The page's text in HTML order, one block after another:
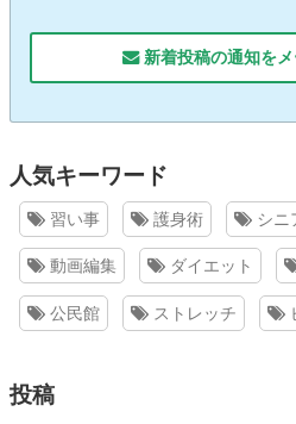
新着投稿の通知を
人気キーワード
習い事 護身術 シニ
動画編集 ダイエット
公民館 ストレッチ
投稿